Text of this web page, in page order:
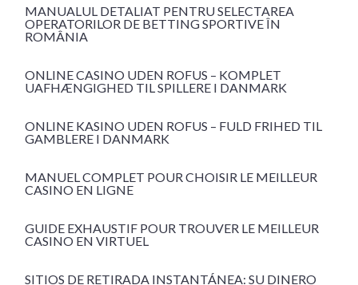
MANUALUL DETALIAT PENTRU SELECTAREA
OPERATORILOR DE BETTING SPORTIVE ÎN
ROMÂNIA
ONLINE CASINO UDEN ROFUS – KOMPLET
UAFHÆNGIGHED TIL SPILLERE I DANMARK
ONLINE KASINO UDEN ROFUS – FULD FRIHED TIL
GAMBLERE I DANMARK
MANUEL COMPLET POUR CHOISIR LE MEILLEUR
CASINO EN LIGNE
GUIDE EXHAUSTIF POUR TROUVER LE MEILLEUR
CASINO EN VIRTUEL
SITIOS DE RETIRADA INSTANTÁNEA: SU DINERO